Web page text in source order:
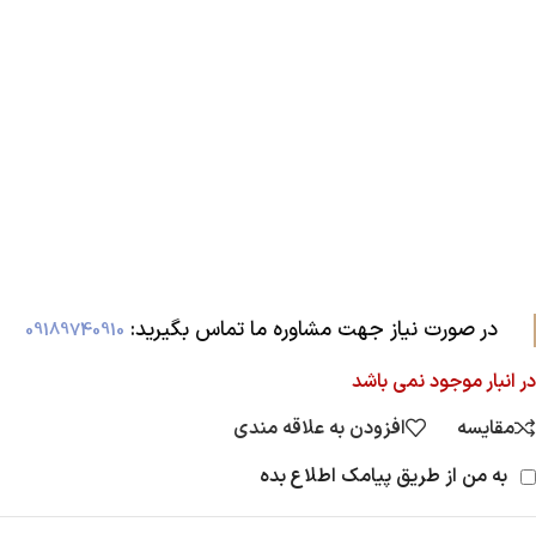
در صورت نیاز جهت مشاوره ما تماس بگیرید:‌ 09189740910
در انبار موجود نمی باشد
مقایسه
افزودن به علاقه مندی
به من از طریق پیامک اطلاع بده